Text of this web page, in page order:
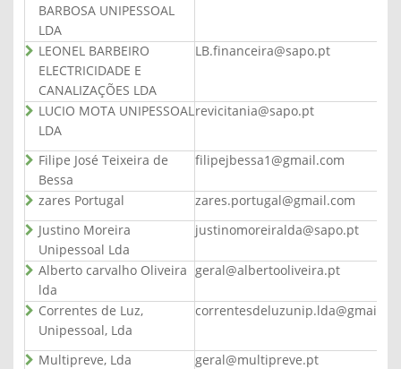
BARBOSA UNIPESSOAL
LDA
LEONEL BARBEIRO
ELECTRICIDADE E
CANALIZAÇÕES LDA
LB.financeira@sapo.pt
LUCIO MOTA UNIPESSOAL
LDA
revicitania@sapo.pt
Filipe José Teixeira de
Bessa
filipejbessa1@gmail.com
zares Portugal
zares.portugal@gmail.com
Justino Moreira
Unipessoal Lda
justinomoreiralda@sapo.pt
Alberto carvalho Oliveira
lda
geral@albertooliveira.pt
Correntes de Luz,
Unipessoal, Lda
Multipreve, Lda
geral@multipreve.pt